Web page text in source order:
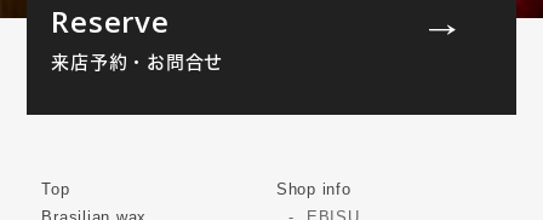
Reserve
来店予約・お問合せ
Top
Shop info